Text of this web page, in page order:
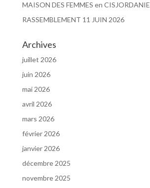
MAISON DES FEMMES en CISJORDANIE
RASSEMBLEMENT 11 JUIN 2026
Archives
juillet 2026
juin 2026
mai 2026
avril 2026
mars 2026
février 2026
janvier 2026
décembre 2025
novembre 2025